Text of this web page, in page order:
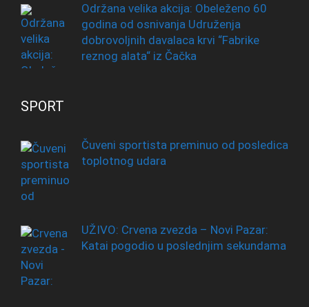
Održana velika akcija: Obeleženo 60
godina od osnivanja Udruženja
dobrovoljnih davalaca krvi “Fabrike
reznog alata“ iz Čačka
SPORT
Čuveni sportista preminuo od posledica
toplotnog udara
UŽIVO: Crvena zvezda – Novi Pazar:
Katai pogodio u poslednjim sekundama